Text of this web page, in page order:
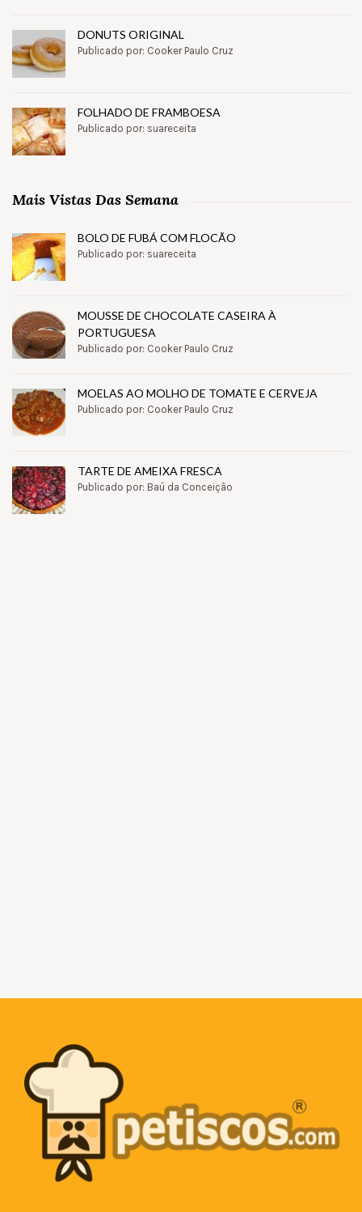
DONUTS ORIGINAL
Publicado por: Cooker Paulo Cruz
FOLHADO DE FRAMBOESA
Publicado por: suareceita
Mais Vistas Das Semana
BOLO DE FUBÁ COM FLOCÃO
Publicado por: suareceita
MOUSSE DE CHOCOLATE CASEIRA À
PORTUGUESA
Publicado por: Cooker Paulo Cruz
MOELAS AO MOLHO DE TOMATE E CERVEJA
Publicado por: Cooker Paulo Cruz
TARTE DE AMEIXA FRESCA
Publicado por: Baú da Conceição